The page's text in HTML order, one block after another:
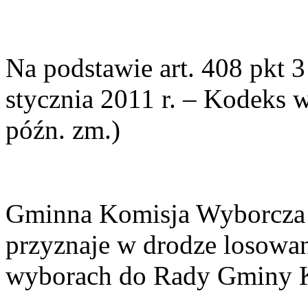
Na podstawie art. 408 pkt
stycznia 2011 r. – Kodeks
późn. zm.)
Gminna Komisja
przyznaje w drodze
wyborach do Rady Gminy